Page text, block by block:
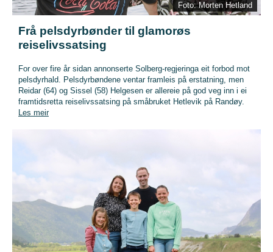
Foto: Morten Hetland
Frå pelsdyrbønder til glamorøs
reiselivssatsing
For over fire år sidan annonserte Solberg-regjeringa eit forbod mot
pelsdyrhald. Pelsdyrbøndene ventar framleis på erstatning, men
Reidar (64) og Sissel (58) Helgesen er allereie på god veg inn i ei
framtidsretta reiselivssatsing på småbruket Hetlevik på Randøy.
Les meir